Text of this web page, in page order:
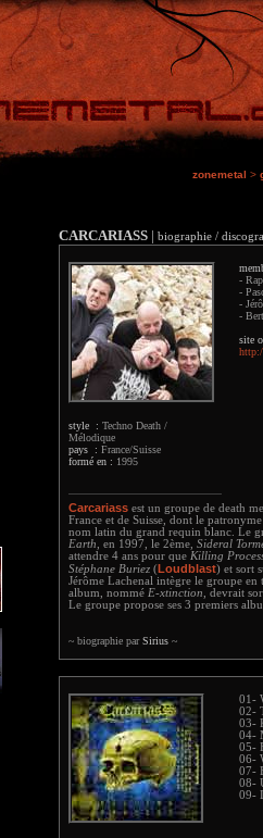
zonemetal >
CARCARIASS | biographie /
style : Techno Death /
Mélodique
pays : France/Suisse
formé en : 1995
-
-
-
-
site
Carcariass est un groupe de death
France et de Suisse, dont le
nom latin du grand requin blanc. Le
Earth , en 1997, le 2ème, Sideral
attendre 4 ans pour que Killing
Stéphane Buriez (Loudblast) et sort
Jérôme Lachenal intègre le groupe
album, nommé E-xtinction , devrait
Le groupe propose ses 3 premiers
~ biographie parSirius ~
01-
02-
03-
04-
05-
06-
07-
08-
09-